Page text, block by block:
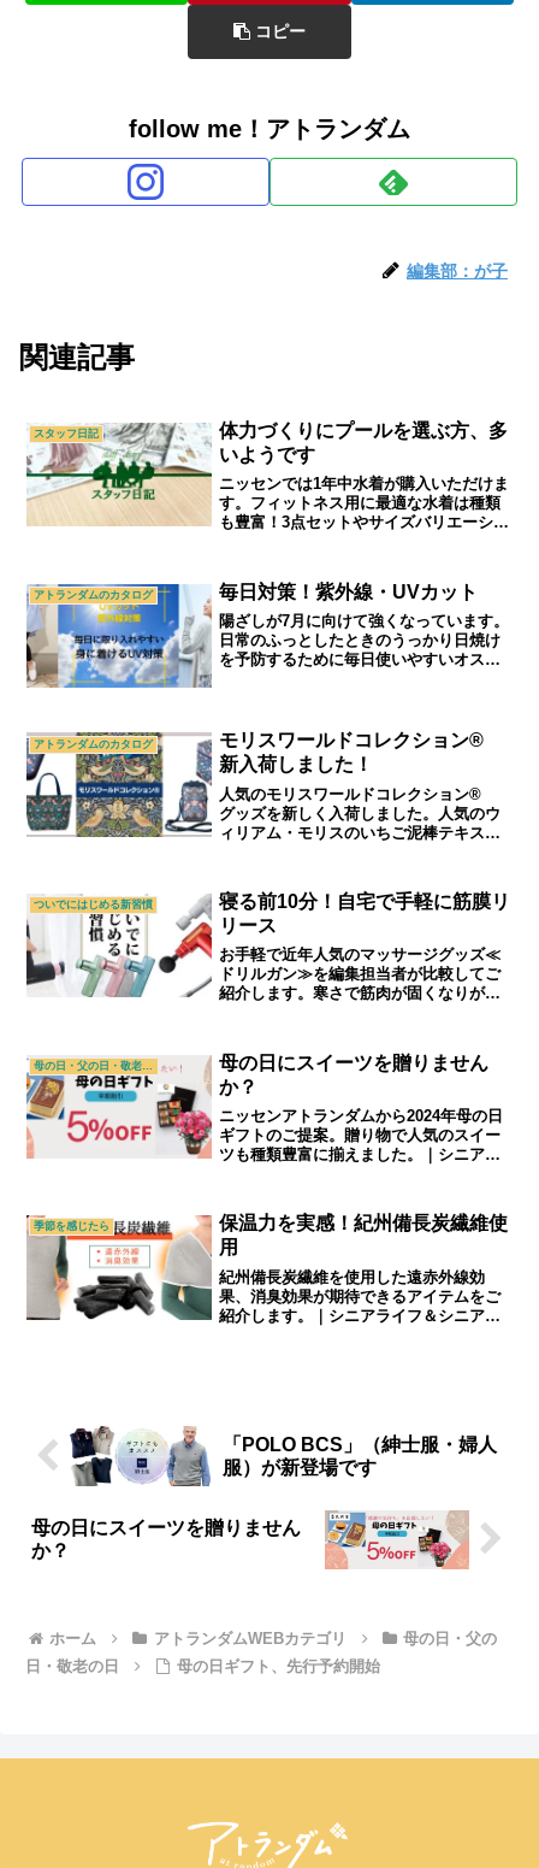
コピー
follow me！アトランダム
編集部：が子
関連記事
スタッフ日記
体力づくりにプールを選ぶ方、多
いようです
ニッセンでは1年中水着が購入いただけま
す。フィットネス用に最適な水着は種類
も豊富！3点セットやサイズバリエーショ
フ＆シニアファッションショップ「アト
ランダム」
アトランダムのカタログ 毎日対策！紫外線・UVカット
陽ざしが7月に向けて強くなっています。
日常のふっとしたときのうっかり日焼け
を予防するために毎日使いやすいオスス
アトランダムのカタログ
モリスワールドコレクション®
新入荷しました！
人気のモリスワールドコレクション®
グッズを新しく入荷しました。人気のウ
ィリアム・モリスのいちご泥棒テキスタ
ョン通販ショップ「アトランダム」
ついでにはじめる新習慣
寝る前10分！自宅で手軽に筋膜リ
リース
お手軽で近年人気のマッサージグッズ≪
ドリルガン≫を編集担当者が比較してご
紹介します。寒さで筋肉が固くなりがち
アファッション通販ショップ「アトラン
ダム」
母の日にスイーツを贈りません
か？
ニッセンアトランダムから2024年母の日
ギフトのご提案。贈り物で人気のスイー
ツも種類豊富に揃えました。｜シニアラ
季節を感じたら
保温力を実感！紀州備長炭繊維使
用
紀州備長炭繊維を使用した遠赤外線効
果、消臭効果が期待できるアイテムをご
紹介します。｜シニアライフ＆シニアフ
「POLO BCS」（紳士服・婦人
服）が新登場です
母の日にスイーツを贈りません
か？
ホーム アトランダムWEBカテゴリ
母の日・父の
日・敬老の日
母の日ギフト、先行予約開始